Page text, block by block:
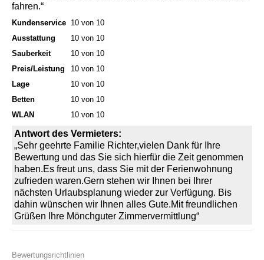
fahren.“
Kundenservice 10 von 10
Ausstattung
10 von 10
Sauberkeit
10 von 10
Preis/Leistung
10 von 10
Lage
10 von 10
Betten
10 von 10
WLAN
10 von 10
Antwort des Vermieters:
„Sehr geehrte Familie Richter,vielen Dank für Ihre
Bewertung und das Sie sich hierfür die Zeit genommen
haben.Es freut uns, dass Sie mit der Ferienwohnung
zufrieden waren.Gern stehen wir Ihnen bei Ihrer
nächsten Urlaubsplanung wieder zur Verfügung. Bis
dahin wünschen wir Ihnen alles Gute.Mit freundlichen
Grüßen Ihre Mönchguter Zimmervermittlung“
Bewertungsrichtlinien